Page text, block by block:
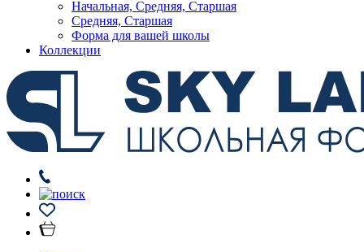
Начальная, Средняя, Старшая
Средняя, Старшая
Форма для вашей школы
Коллекции